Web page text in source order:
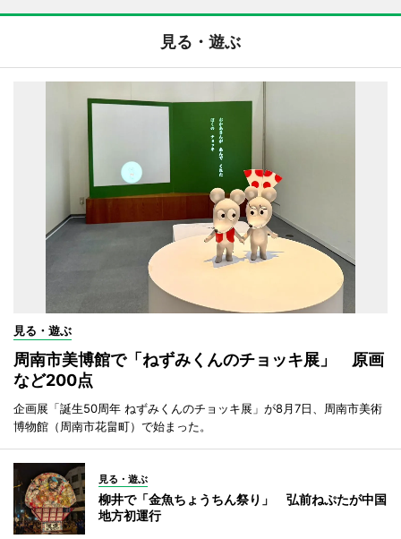
見る・遊ぶ
見る・遊ぶ
周南市美博館で「ねずみくんのチョッキ展」 原画
など200点
企画展「誕生50周年 ねずみくんのチョッキ展」が8月7日、周南市美術
博物館（周南市花畠町）で始まった。
見る・遊ぶ
柳井で「金魚ちょうちん祭り」 弘前ねぷたが中国
地方初運行